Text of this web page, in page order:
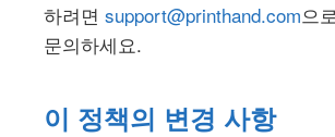
하려면 support@printhand.com으
문의하세요.
이 정책의 변경 사항